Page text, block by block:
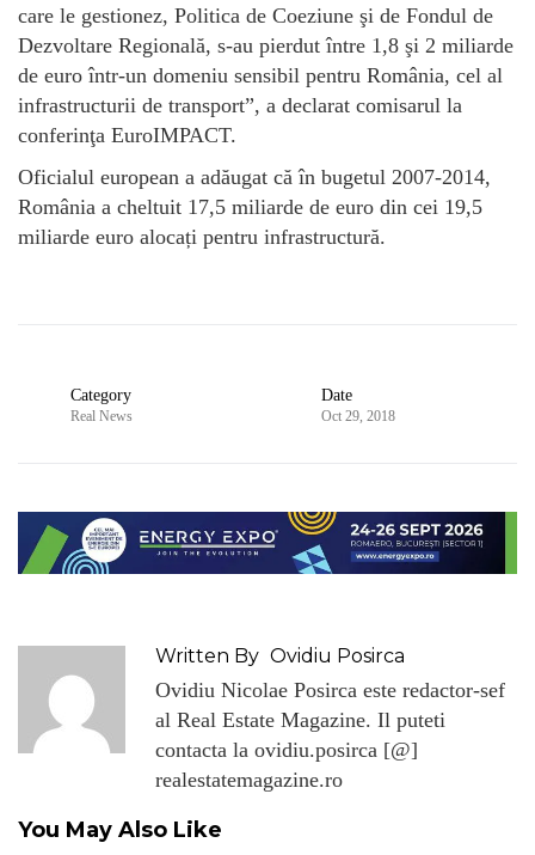
care le gestionez, Politica de Coeziune şi de Fondul de
Dezvoltare Regională, s-au pierdut între 1,8 şi 2 miliarde
de euro într-un domeniu sensibil pentru România, cel al
infrastructurii de transport”, a declarat comisarul la
conferinţa EuroIMPACT.
Oficialul european a adăugat că în bugetul 2007-2014,
România a cheltuit 17,5 miliarde de euro din cei 19,5
miliarde euro alocați pentru infrastructură.
Category
Real News
Date
Oct 29, 2018
Written By Ovidiu Posirca
Ovidiu Nicolae Posirca este redactor-sef
al Real Estate Magazine. Il puteti
contacta la ovidiu.posirca [@]
realestatemagazine.ro
You May Also Like